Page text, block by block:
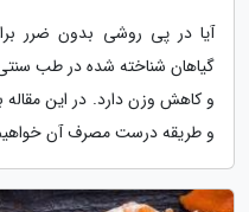
آیا در پی روشی بدون ضرر
گیاهان شناخته شده در طب
و کاهش وزن دارد. در این
و طریقه درست مصرف آن